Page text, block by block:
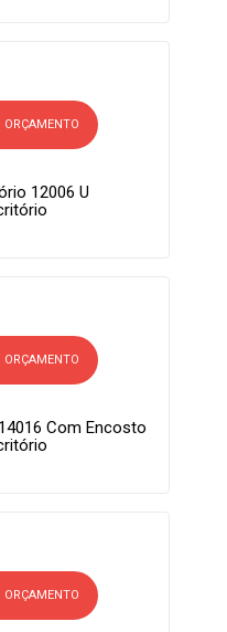
ORÇAMENTO
12006 U
ORÇAMENTO
Com Encosto
ORÇAMENTO